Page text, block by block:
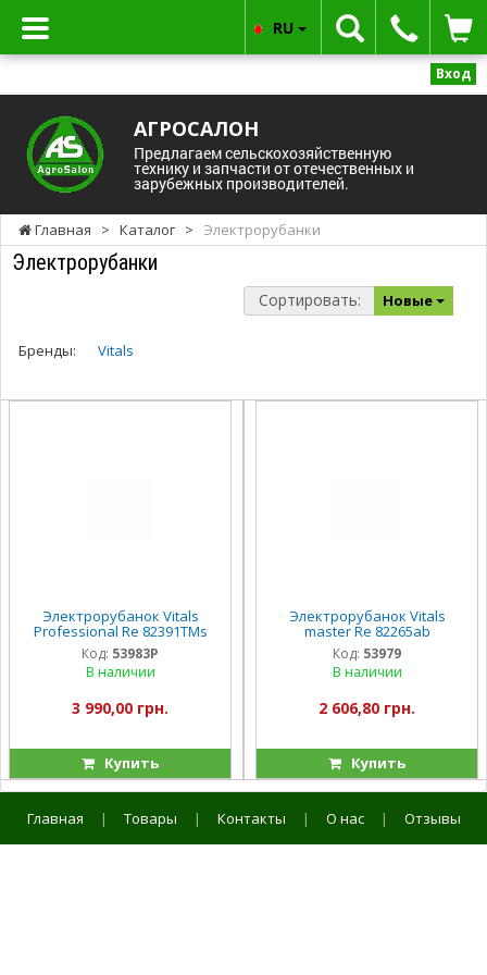
Вход
АГРОСАЛОН
Предлагаем сельскохозяйственную
технику и запчасти от отечественных и
зарубежных производителей.
RU
Главная > Каталог > Электрорубанки
Электрорубанки
Сортировать: Новые
Бренды: Vitals
Электрорубанок Vitals
Professional Re 82391TMs
Код: 53983P
В наличии
3 990,00 грн.
Купить
Электрорубанок Vitals
master Re 82265ab
Код: 53979
В наличии
2 606,80 грн.
Купить
Главная | Товары | Контакты | О нас | Отзывы